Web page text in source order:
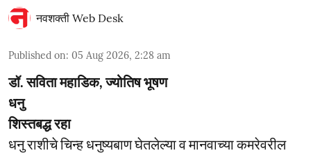
नवशक्ती Web Desk
Published on: 05 Aug 2026, 2:28 am
डॉ. सविता महाडिक, ज्योतिष भूषण
धनु
शिस्तबद्ध रहा
धनु राशीचे चिन्ह धनुष्यबाण घेतलेल्या व मानवाच्या कमरेवरील